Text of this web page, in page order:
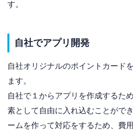
す。
自社でアプリ開発
自社オリジナルのポイントカード
ます。
自社で１からアプリを作成するた
素として自由に入れ込むことがで
ームを作って対応をするため、費